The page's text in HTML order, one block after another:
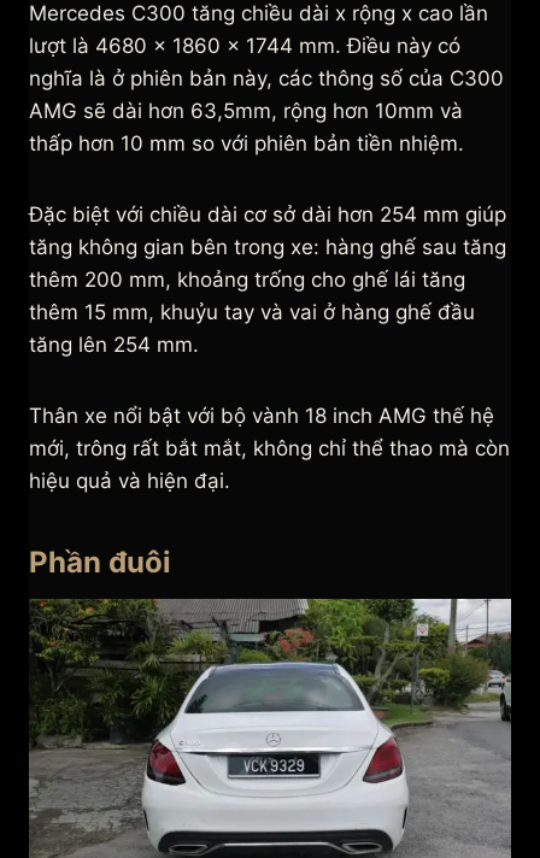
Mercedes C300 tăng chiều dài x rộng x cao lần
lượt là 4680 × 1860 × 1744 mm. Điều này có
nghĩa là ở phiên bản này, các thông số của C300
AMG sẽ dài hơn 63,5mm, rộng hơn 10mm và
thấp hơn 10 mm so với phiên bản tiền nhiệm.
Đặc biệt với chiều dài cơ sở dài hơn 254 mm giúp
tăng không gian bên trong xe: hàng ghế sau tăng
thêm 200 mm, khoảng trống cho ghế lái tăng
thêm 15 mm, khuỷu tay và vai ở hàng ghế đầu
tăng lên 254 mm.
Thân xe nổi bật với bộ vành 18 inch AMG thế hệ
mới, trông rất bắt mắt, không chỉ thể thao mà còn
hiệu quả và hiện đại.
Phần đuôi